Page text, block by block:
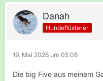
Danah
Hundeflüsterer
19. Mai 2026 um 05:08
Die big Five aus meinem